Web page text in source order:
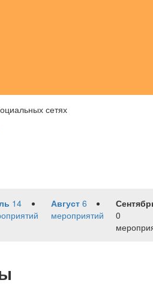
сетях
14
Август 6
мероприятий
0